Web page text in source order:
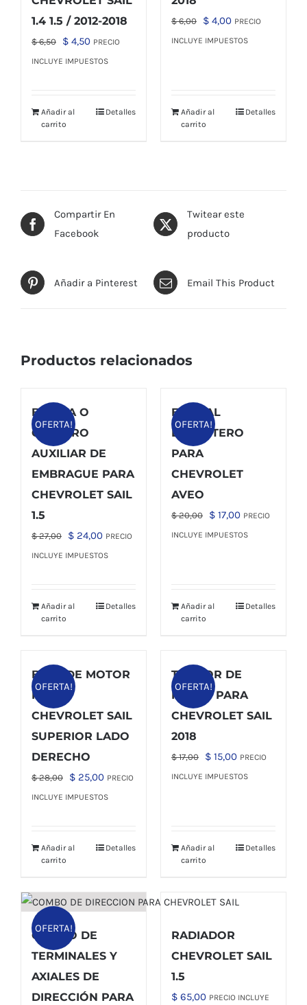
1.4 1.5 / 2012-2018
$6,50
El
precio
$ 6,50.
$ 4,50El
precio
$ 4,50.
PRECIO
INCLUYE IMPUESTOS
Añadir al
carrito
Detalles
$6,00
El
precio
$ 4,00El
precio
PRECIO
INCLUYE IMPUESTOS
Añadir al
carrito
Detalles
Compartir En
Facebook
Twitear este
producto
Añadir a Pinterest Email This Product
Productos relacionados
OFERTA!
BOMBA O
CILINDRO
AUXILIAR DE
EMBRAGUE PARA
CHEVROLET SAIL
1.5
$27,00
El
precio
$ 27,00.
$ 24,00El
precio
$ 24,00.
PRECIO
INCLUYE IMPUESTOS
Añadir al
carrito
Detalles
OFERTA!
ESPIRAL
DELANTERO
PARA
CHEVROLET
AVEO
$20,00
El
precio
$ 17,00El
precio
PRECIO
INCLUYE IMPUESTOS
Añadir al
carrito
Detalles
OFERTA!
BASE DE MOTOR
PARA
CHEVROLET SAIL
SUPERIOR LADO
DERECHO
$28,00
El
precio
$ 28,00.
$ 25,00El
precio
$ 25,00.
PRECIO
INCLUYE IMPUESTOS
Añadir al
carrito
Detalles
OFERTA!
TAMBOR DE
FRENO PARA
CHEVROLET SAIL
2018
$17,00
El
precio
$ 15,00El
precio
PRECIO
INCLUYE IMPUESTOS
Añadir al
carrito
Detalles
OFERTA!
COMBO DE
TERMINALES Y
AXIALES DE
DIRECCIÓN PARA
RADIADOR
CHEVROLET SAIL
1.5
$ 65,00 PRECIO INCLUYE